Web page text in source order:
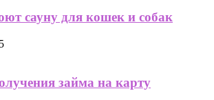
сауну для кошек и собак
займа на карту